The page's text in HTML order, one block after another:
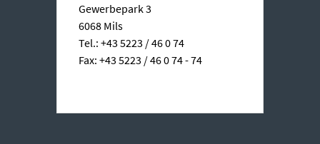
Gewerbepark 3
6068 Mils
Tel.: +43 5223 / 46 0 74
Fax: +43 5223 / 46 0 74 - 74